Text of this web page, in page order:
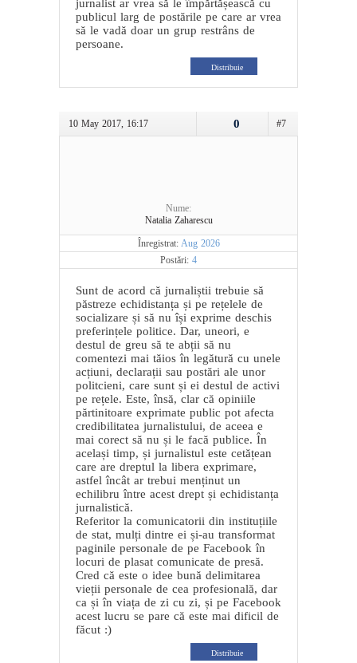
jurnalist ar vrea să le împărtășească cu
publicul larg de postările pe care ar vrea
să le vadă doar un grup restrâns de
persoane.
Distribuie
10 May 2017, 16:17 #7
0
Nume:
Natalia Zaharescu
Înregistrat: Aug 2026
Postări: 4
Sunt de acord că jurnaliștii trebuie să
păstreze echidistanța și pe rețelele de
socializare și să nu își exprime deschis
preferințele politice. Dar, uneori, e
destul de greu să te abții să nu
comentezi mai tăios în legătură cu unele
acțiuni, declarații sau postări ale unor
politcieni, care sunt și ei destul de activi
pe rețele. Este, însă, clar că opiniile
părtinitoare exprimate public pot afecta
credibilitatea jurnalistului, de aceea e
mai corect să nu și le facă publice. În
același timp, și jurnalistul este cetățean
care are dreptul la libera exprimare,
astfel încât ar trebui menținut un
echilibru între acest drept și echidistanța
jurnalistică.
Referitor la comunicatorii din instituțiile
de stat, mulți dintre ei și-au transformat
paginile personale de pe Facebook în
locuri de plasat comunicate de presă.
Cred că este o idee bună delimitarea
vieții personale de cea profesională, dar
ca și în viața de zi cu zi, și pe Facebook
acest lucru se pare că este mai dificil de
făcut :)
Distribuie